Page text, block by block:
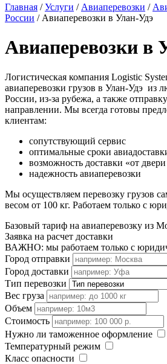
Главная /Услуги / Авиаперевозки /
России / Авиаперевозки в Улан-Удэ
Авиаперевозки в
Логистическая компания Logistic
авиаперевозки грузов в Улан-Удэ из
России, из-за рубежа, а также
направлении. Мы всегда готовы
клиентам:
сопутствующий сервис
оптимальные сроки
возможность доставки «от
надежность авиаперевозки
Мы осуществляем перевозку грузов
весом от 100 кг. Работаем только с
Базовый тариф на авиаперевозку из
Заявка на расчет доставки
ВАЖНО: мы работаем только с
Город отправки
Город доставки
Тип перевозки
Вес груза
Объем
Стоимость
Нужно ли таможенное оформление
Температурный режим
Класс опасности